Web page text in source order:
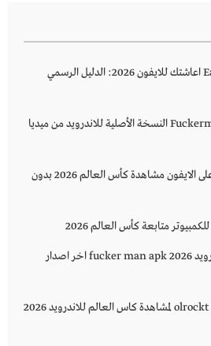
تحميل تطبيق Eashahtech اعاشتك للايفون 2026: الدليل الرسمي
لعبة فكرمان Fuckerman Rv Apk النسخة الأصلية للاندرويد من ميديا
تحميل تطبيق ياسين تيفي على الايفون مشاهدة كأس العالم 2026 بدون
متابعة كأس العالم 2026
تحميل لعبة فكر مان للاندرويد 2026 fucker man apk اخر اصدار
olrockt com موقع olrockt com لمشاهدة كاس العالم للاندرويد 2026